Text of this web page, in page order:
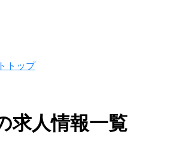
トップ
求人情報一覧